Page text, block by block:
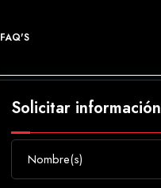
FAQ'S
Solicitar información